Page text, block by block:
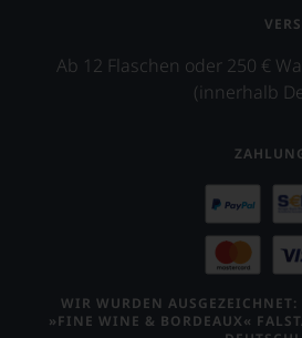
Ab 12 Flaschen oder 250 €
(innerhalb
WIR WURDEN
»FINE WINE & BORDEAUX«